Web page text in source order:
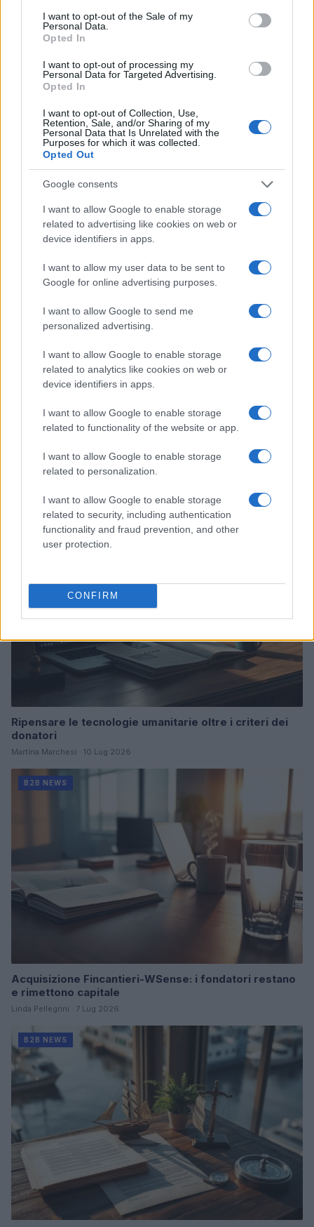
consent section.
I want to opt-out of the Sale of my
Personal Data.
Opted In
I want to opt-out of processing my
Personal Data for Targeted Advertising.
Opted In
I want to opt-out of Collection, Use,
Retention, Sale, and/or Sharing of my
Personal Data that Is Unrelated with the
Purposes for which it was collected.
Opted Out
Google consents
I want to allow Google to enable storage
related to advertising like cookies on web or
device identifiers in apps.
I want to allow my user data to be sent to
Google for online advertising purposes.
I want to allow Google to send me
personalized advertising.
I want to allow Google to enable storage
related to analytics like cookies on web or
device identifiers in apps.
I want to allow Google to enable storage
related to functionality of the website or app.
I want to allow Google to enable storage
related to personalization.
I want to allow Google to enable storage
related to security, including authentication
functionality and fraud prevention, and other
user protection.
CONFIRM
un mix di determinazione e pianificazione, è
possibile non solo sopravvivere, ma prosperare nel
AUTORE
AiAdhubMedia
Continua a leggere
B2B NEWS
Ripensare le tecnologie umanitarie oltre i criteri dei
donatori
Martina Marchesi · 10 Lug 2026
B2B NEWS
Acquisizione Fincantieri-WSense: i fondatori restano
e rimettono capitale
Linda Pellegrini · 7 Lug 2026
B2B NEWS